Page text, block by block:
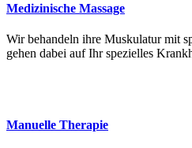
Medizinische Massage
Wir behandeln ihre Muskulatur mit
gehen dabei auf Ihr spezielles
Manuelle Therapie